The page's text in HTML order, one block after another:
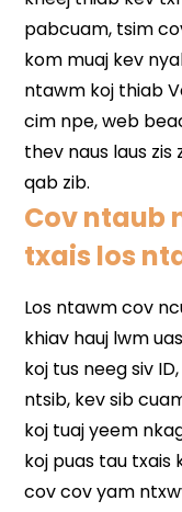
Cov ntaub
txais los